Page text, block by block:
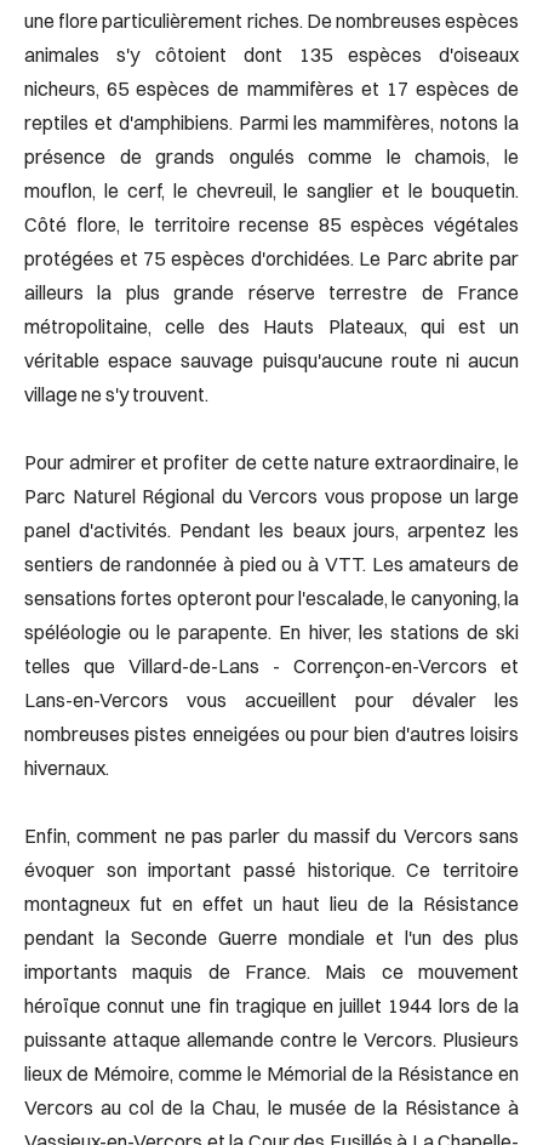
une flore particulièrement riches. De nombreuses espèces
animales s'y côtoient dont 135 espèces d'oiseaux
nicheurs, 65 espèces de mammifères et 17 espèces de
reptiles et d'amphibiens. Parmi les mammifères, notons la
présence de grands ongulés comme le chamois, le
mouflon, le cerf, le chevreuil, le sanglier et le bouquetin.
Côté flore, le territoire recense 85 espèces végétales
protégées et 75 espèces d'orchidées. Le Parc abrite par
ailleurs la plus grande réserve terrestre de France
métropolitaine, celle des Hauts Plateaux, qui est un
véritable espace sauvage puisqu'aucune route ni aucun
village ne s'y trouvent.
Pour admirer et profiter de cette nature extraordinaire, le
Parc Naturel Régional du Vercors vous propose un large
panel d'activités. Pendant les beaux jours, arpentez les
sentiers de randonnée à pied ou à VTT. Les amateurs de
sensations fortes opteront pour l'escalade, le canyoning, la
spéléologie ou le parapente. En hiver, les stations de ski
telles que Villard-de-Lans - Corrençon-en-Vercors et
Lans-en-Vercors vous accueillent pour dévaler les
nombreuses pistes enneigées ou pour bien d'autres loisirs
hivernaux.
Enfin, comment ne pas parler du massif du Vercors sans
évoquer son important passé historique. Ce territoire
montagneux fut en effet un haut lieu de la Résistance
pendant la Seconde Guerre mondiale et l'un des plus
importants maquis de France. Mais ce mouvement
héroïque connut une fin tragique en juillet 1944 lors de la
puissante attaque allemande contre le Vercors. Plusieurs
lieux de Mémoire, comme le Mémorial de la Résistance en
Vercors au col de la Chau, le musée de la Résistance à